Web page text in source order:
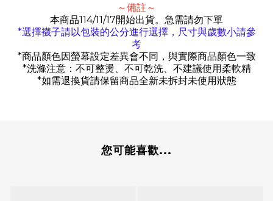
～備註～
本商品114/11/17開始出貨。急需請勿下單
*選擇襪子請以包裝的公分進行選擇，尺寸與歲數小請參
考
*商品顏色因螢幕設定差異會不同，與實際商品顏色一致
*洗滌注意：不可整燙、不可乾洗、不建議使用柔軟精
*如需退換貨請保留商品全新未拆封未使用狀態
您可能喜歡...